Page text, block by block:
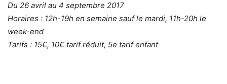
Du 26 avril au 4 septembre 2017
Horaires : 12h-19h en semaine sauf le mardi, 11h-20h le
week-end
Tarifs : 15€, 10€ tarif réduit, 5e tarif enfant